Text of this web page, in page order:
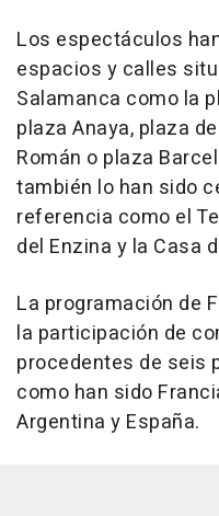
Los espectáculos
espacios y calles
Salamanca como la
plaza Anaya, plaza
Román o plaza
también lo han sido
referencia como el
del Enzina y la Casa
La programación de
la participación de
procedentes de seis
como han sido
Argentina y España.